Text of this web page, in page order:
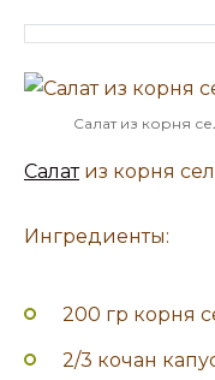
Салат из корня
Салатиз корня
Ингредиенты:
200 гр корня
2/3 кочан